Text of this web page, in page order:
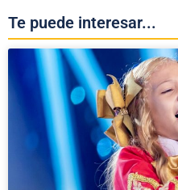
Te puede interesar...